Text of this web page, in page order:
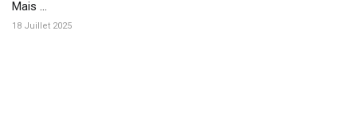
Mais ...
18 Juillet 2025